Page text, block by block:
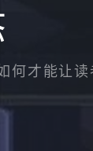
何才能让